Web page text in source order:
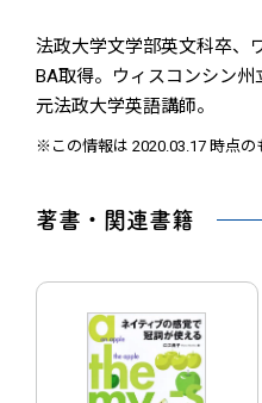
法政大学文学部英文科卒、
BA取得。ウィスコンシン州
元法政大学英語講師。
※この情報は 2020.03.17 時点の
著書・関連書籍